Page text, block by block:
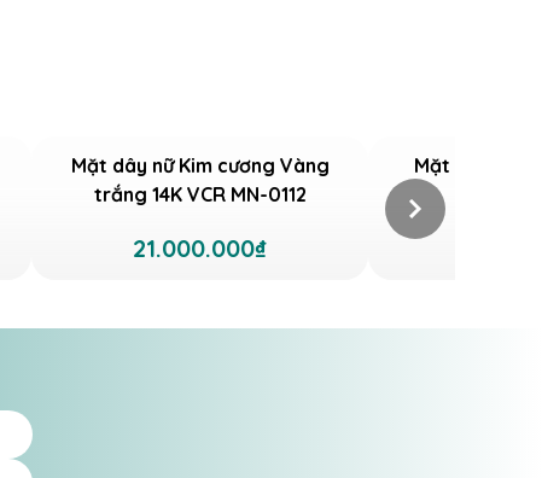
Mặt dây nữ Kim cương Vàng
trắng 14K VCR MN-0112
21.000.000₫
Mặt dây nữ